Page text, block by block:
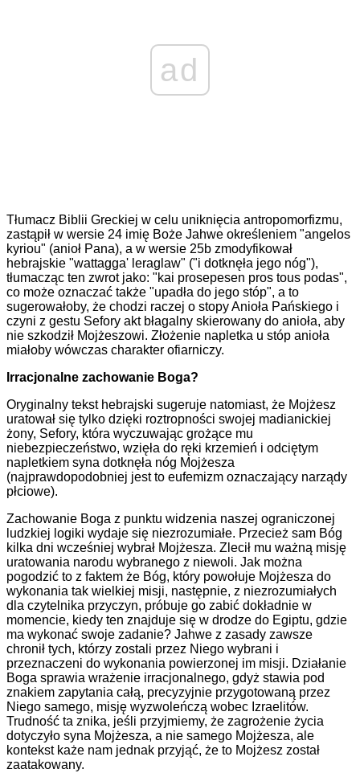
ad
Tłumacz Biblii Greckiej w celu uniknięcia antropomorfizmu,
zastąpił w wersie 24 imię Boże Jahwe określeniem "angelos
kyriou" (anioł Pana), a w wersie 25b zmodyfikował
hebrajskie "wattagga' leraglaw" ("i dotknęła jego nóg"),
tłumacząc ten zwrot jako: "kai prosepesen pros tous podas",
co może oznaczać także "upadła do jego stóp", a to
sugerowałoby, że chodzi raczej o stopy Anioła Pańskiego i
czyni z gestu Sefory akt błagalny skierowany do anioła, aby
nie szkodził Mojżeszowi. Złożenie napletka u stóp anioła
miałoby wówczas charakter ofiarniczy.
Irracjonalne zachowanie Boga?
Oryginalny tekst hebrajski sugeruje natomiast, że Mojżesz
uratował się tylko dzięki roztropności swojej madianickiej
żony, Sefory, która wyczuwając grożące mu
niebezpieczeństwo, wzięła do ręki krzemień i odciętym
napletkiem syna dotknęła nóg Mojżesza
(najprawdopodobniej jest to eufemizm oznaczający narządy
płciowe).
Zachowanie Boga z punktu widzenia naszej ograniczonej
ludzkiej logiki wydaje się niezrozumiałe. Przecież sam Bóg
kilka dni wcześniej wybrał Mojżesza. Zlecił mu ważną misję
uratowania narodu wybranego z niewoli. Jak można
pogodzić to z faktem że Bóg, który powołuje Mojżesza do
wykonania tak wielkiej misji, następnie, z niezrozumiałych
dla czytelnika przyczyn, próbuje go zabić dokładnie w
momencie, kiedy ten znajduje się w drodze do Egiptu, gdzie
ma wykonać swoje zadanie? Jahwe z zasady zawsze
chronił tych, którzy zostali przez Niego wybrani i
przeznaczeni do wykonania powierzonej im misji. Działanie
Boga sprawia wrażenie irracjonalnego, gdyż stawia pod
znakiem zapytania całą, precyzyjnie przygotowaną przez
Niego samego, misję wyzwoleńczą wobec Izraelitów.
Trudność ta znika, jeśli przyjmiemy, że zagrożenie życia
dotyczyło syna Mojżesza, a nie samego Mojżesza, ale
kontekst każe nam jednak przyjąć, że to Mojżesz został
zaatakowany.